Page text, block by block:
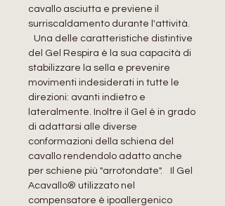
cavallo asciutta e previene il
surriscaldamento durante l'attività.
Una delle caratteristiche distintive
del Gel Respira è la sua capacità di
stabilizzare la sella e prevenire
movimenti indesiderati in tutte le
direzioni: avanti indietro e
lateralmente. Inoltre il Gel è in grado
di adattarsi alle diverse
conformazioni della schiena del
cavallo rendendolo adatto anche
per schiene più "arrotondate". Il Gel
Acavallo® utilizzato nel
compensatore è ipoallergenico